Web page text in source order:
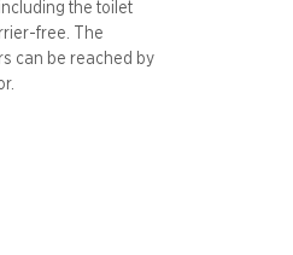
including the toilet
free. The
can be reached by